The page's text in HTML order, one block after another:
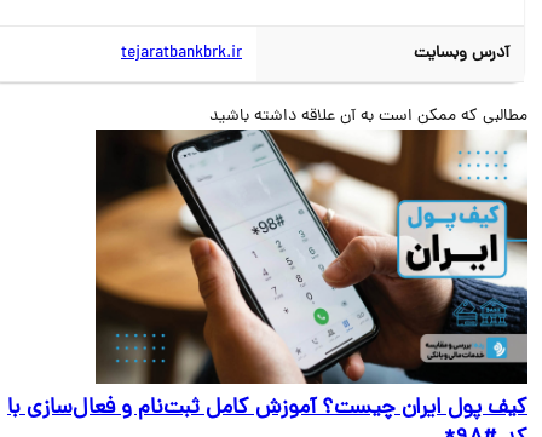
آدرس وبسایت tejaratbankbrk.ir
که ممکن است به آن علاقه داشته باشید
پول ایران چیست؟ آموزش کامل ثبت‌نام و فعال‌سازی با